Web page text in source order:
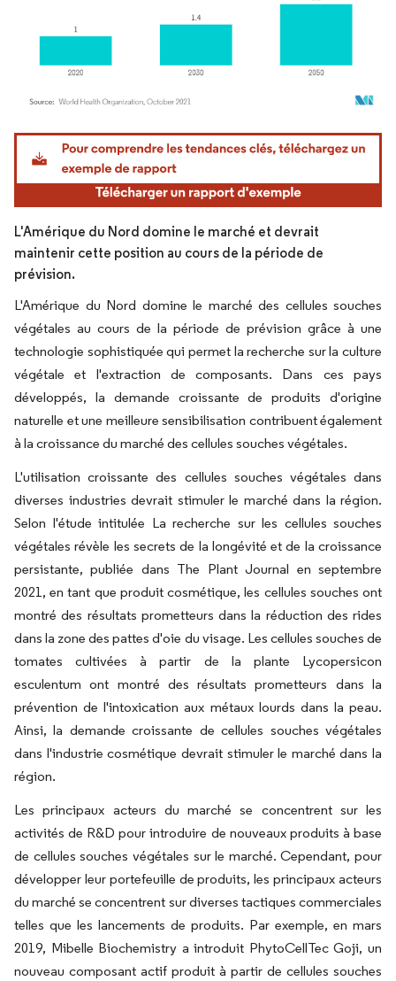
Image © Mordor Intelligence. La réutilisation nécessite une attribution sous CC BY
L'Amérique du Nord domine le marché et devrait
maintenir cette position au cours de la période de
prévision.
L'Amérique du Nord domine le marché des cellules souches
végétales au cours de la période de prévision grâce à une
technologie sophistiquée qui permet la recherche sur la culture
végétale et l'extraction de composants. Dans ces pays
développés, la demande croissante de produits d'origine
naturelle et une meilleure sensibilisation contribuent également
à la croissance du marché des cellules souches végétales.
L'utilisation croissante des cellules souches végétales dans
diverses industries devrait stimuler le marché dans la région.
Selon l'étude intitulée La recherche sur les cellules souches
végétales révèle les secrets de la longévité et de la croissance
persistante, publiée dans The Plant Journal en septembre
2021, en tant que produit cosmétique, les cellules souches ont
montré des résultats prometteurs dans la réduction des rides
dans la zone des pattes d'oie du visage. Les cellules souches de
tomates cultivées à partir de la plante Lycopersicon
esculentum ont montré des résultats prometteurs dans la
prévention de l'intoxication aux métaux lourds dans la peau.
Ainsi, la demande croissante de cellules souches végétales
dans l'industrie cosmétique devrait stimuler le marché dans la
région.
Les principaux acteurs du marché se concentrent sur les
activités de R&D pour introduire de nouveaux produits à base
de cellules souches végétales sur le marché. Cependant, pour
développer leur portefeuille de produits, les principaux acteurs
du marché se concentrent sur diverses tactiques commerciales
telles que les lancements de produits. Par exemple, en mars
2019, Mibelle Biochemistry a introduit PhytoCellTec Goji, un
nouveau composant actif produit à partir de cellules souches